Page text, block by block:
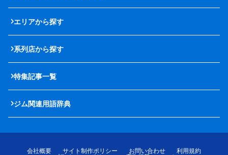
エリアから探す
系列店から探す
特集記事一覧
ジム関連用語辞典
会社概要 サイト制作ポリシー お問い合わせ
利用規約